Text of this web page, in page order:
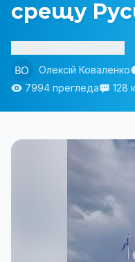
срещу
Олексій Коваленко
7994 прегледа
128